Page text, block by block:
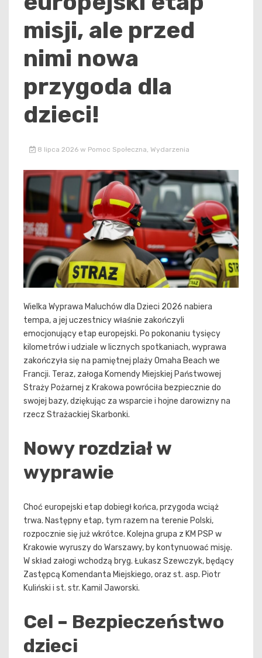
misji, ale przed
nimi nowa
przygoda dla
dzieci!
8 lipca 2026 w Pomoc Społeczna, Wydarzenia
Wielka Wyprawa Maluchów dla Dzieci 2026 nabiera
tempa, a jej uczestnicy właśnie zakończyli
emocjonujący etap europejski. Po pokonaniu tysięcy
kilometrów i udziale w licznych spotkaniach, wyprawa
zakończyła się na pamiętnej plaży Omaha Beach we
Francji. Teraz, załoga Komendy Miejskiej Państwowej
Straży Pożarnej z Krakowa powróciła bezpiecznie do
swojej bazy, dziękując za wsparcie i hojne darowizny na
rzecz Strażackiej Skarbonki.
Nowy rozdział w
wyprawie
Choć europejski etap dobiegł końca, przygoda wciąż
trwa. Następny etap, tym razem na terenie Polski,
rozpocznie się już wkrótce. Kolejna grupa z KM PSP w
Krakowie wyruszy do Warszawy, by kontynuować misję.
W skład załogi wchodzą bryg. Łukasz Szewczyk, będący
Zastępcą Komendanta Miejskiego, oraz st. asp. Piotr
Kuliński i st. str. Kamil Jaworski.
Cel – Bezpieczeństwo
dzieci